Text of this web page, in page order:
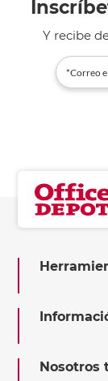
Y recibe
Nosotros